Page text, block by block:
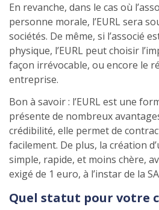
En revanche, dans le cas où
personne morale, l’EURL sera
sociétés. De même, si l’associé
physique, l’EURL peut choisir
façon irrévocable, ou encore le
entreprise.
Bon à savoir : l’EURL est une
présente de nombreux
crédibilité, elle permet de
facilement. De plus, la création
simple, rapide, et moins chère,
exigé de 1 euro, à l’instar de la
Quel statut pour votre